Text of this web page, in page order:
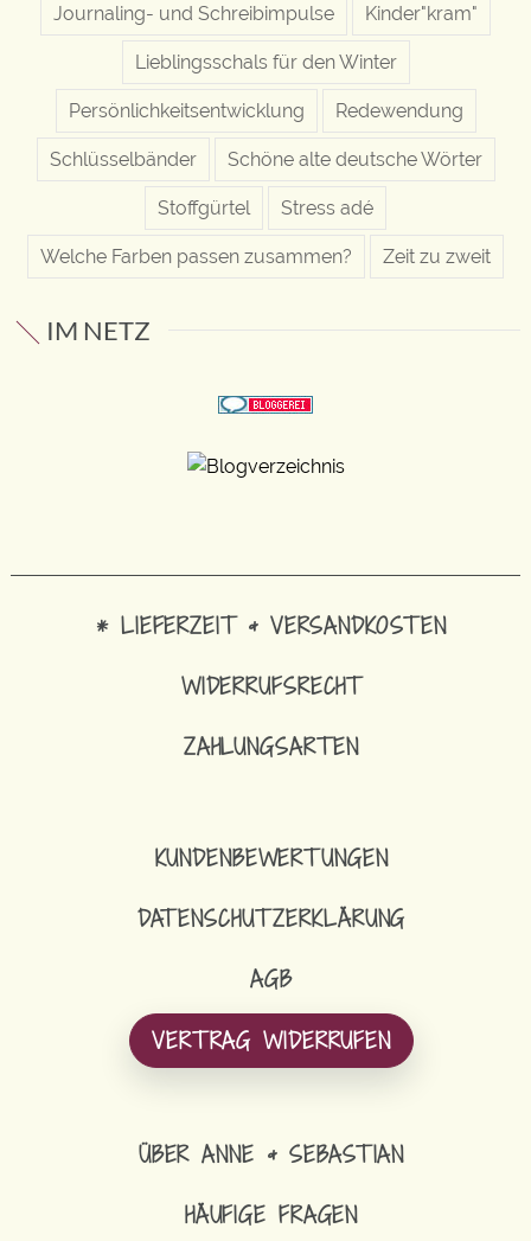
Journaling- und Schreibimpulse Kinder"kram"
Lieblingsschals für den Winter
Persönlichkeitsentwicklung Redewendung
Schlüsselbänder Schöne alte deutsche Wörter
Stoffgürtel Stress adé
Welche Farben passen zusammen? Zeit zu zweit
IM NETZ
* LIEFERZEIT & VERSANDKOSTEN
WIDERRUFSRECHT
ZAHLUNGSARTEN
KUNDENBEWERTUNGEN
DATENSCHUTZERKLÄRUNG
AGB
VERTRAG WIDERRUFEN
ÜBER ANNE & SEBASTIAN
HÄUFIGE FRAGEN